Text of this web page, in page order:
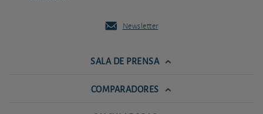
Newsletter
SALA DE PRENSA
COMPARADORES